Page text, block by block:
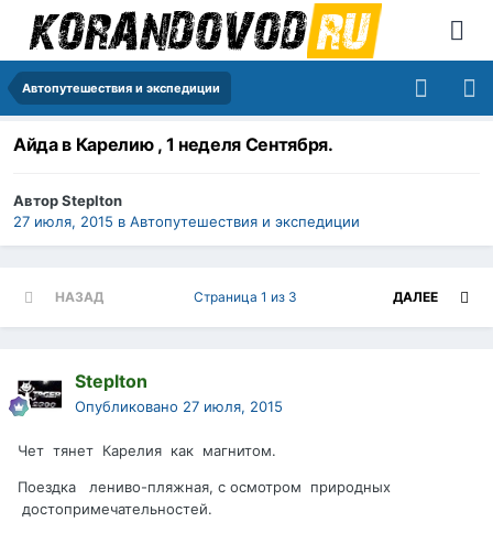
Автопутешествия и экспедиции
Айда в Карелию , 1 неделя Сентября.
АвторSteplton
27 июля, 2015 в Автопутешествия и экспедиции
НАЗАД ДАЛЕЕ
Страница 1 из 3
Steplton
Опубликовано 27 июля, 2015
Чет тянет Карелия как магнитом.
Поездка лениво-пляжная, с осмотром природных
достопримечательностей.